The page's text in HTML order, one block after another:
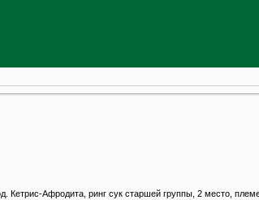
Кетрис-Афродита, ринг сук старшей группы, 2 место,